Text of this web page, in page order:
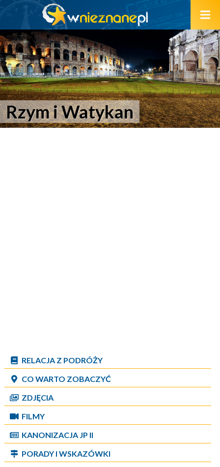
Rzym i Watykan
RELACJA Z PODRÓŻY
CO WARTO ZOBACZYĆ
ZDJĘCIA
FILMY
KANONIZACJA JP II
PORADY I WSKAZÓWKI